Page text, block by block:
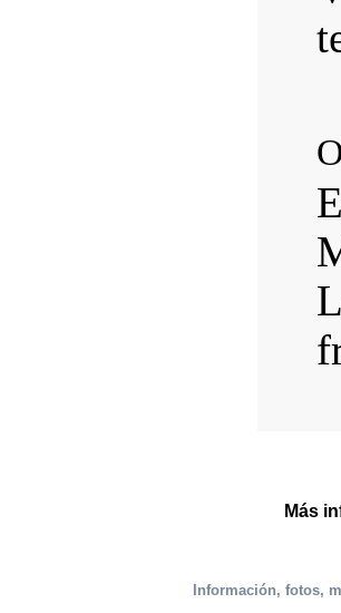
Más
Información, fotos,